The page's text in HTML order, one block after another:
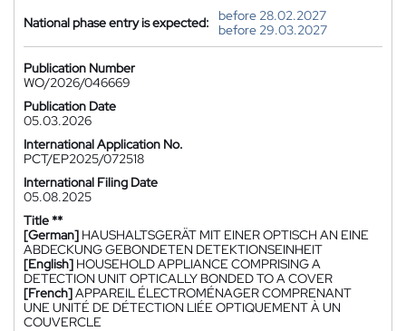
National phase entry is expected:
before 28.02.2027
before 29.03.2027
Publication Number
WO/2026/046669
Publication Date
05.03.2026
International Application No.
PCT/EP2025/072518
International Filing Date
05.08.2025
Title **
[German] HAUSHALTSGERÄT MIT EINER OPTISCH AN EINE
ABDECKUNG GEBONDETEN DETEKTIONSEINHEIT
[English] HOUSEHOLD APPLIANCE COMPRISING A
DETECTION UNIT OPTICALLY BONDED TO A COVER
[French]APPAREIL ÉLECTROMÉNAGER COMPRENANT
UNE UNITÉ DE DÉTECTION LIÉE OPTIQUEMENT À UN
COUVERCLE